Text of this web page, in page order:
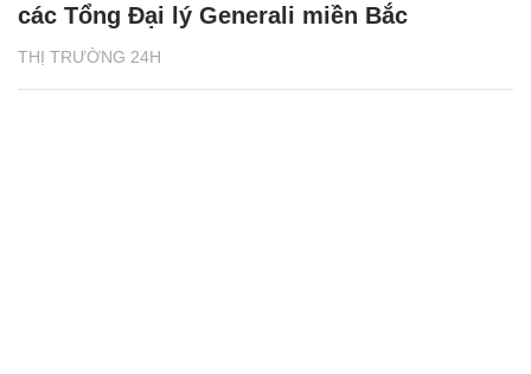
THỊ TRƯỜNG 24H
các Tổng Đại lý Generali miền Bắc